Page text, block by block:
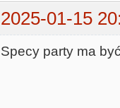
2025-01-15
Specy party ma